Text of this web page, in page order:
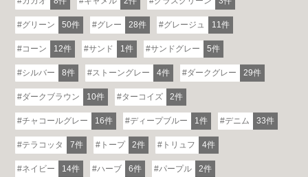
グリーン 50件 グレー 28件 グレージュ 11件
コーン 12件 サンド 1件 サンドグレー 5件
シルバー 8件 ストーングレー 4件 ダークグレー 29件
ダークブラウン 10件 ターコイズ 2件
チャコールグレー 16件 ディープブルー 1件 デニム 33件
テラコッタ 7件 トープ 2件 トリュフ 4件
ネイビー 14件 ハーブ 6件 パープル 2件